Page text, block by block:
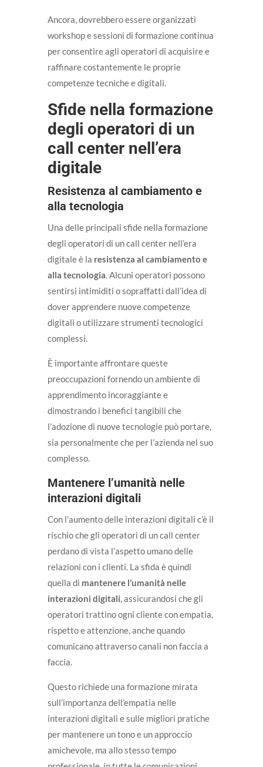
Ancora, dovrebbero essere organizzati
workshop e sessioni di formazione continua
per consentire agli operatori di acquisire e
raffinare costantemente le proprie
competenze tecniche e digitali.
Sfide nella formazione
degli operatori di un
call center nell’era
digitale
Resistenza al cambiamento e
alla tecnologia
Una delle principali sfide nella formazione
degli operatori di un call center nell’era
digitale è la resistenza al cambiamento e
alla tecnologia. Alcuni operatori possono
sentirsi intimiditi o sopraffatti dall’idea di
dover apprendere nuove competenze
digitali o utilizzare strumenti tecnologici
complessi.
È importante affrontare queste
preoccupazioni fornendo un ambiente di
apprendimento incoraggiante e
dimostrando i benefici tangibili che
l’adozione di nuove tecnologie può portare,
sia personalmente che per l’azienda nel suo
complesso.
Mantenere l’umanità nelle
interazioni digitali
Con l’aumento delle interazioni digitali c’è il
rischio che gli operatori di un call center
perdano di vista l’aspetto umano delle
relazioni con i clienti. La sfida è quindi
quella di mantenere l’umanità nelle
interazioni digitali, assicurandosi che gli
operatori trattino ogni cliente con empatia,
rispetto e attenzione, anche quando
comunicano attraverso canali non faccia a
faccia.
Questo richiede una formazione mirata
sull’importanza dell’empatia nelle
interazioni digitali e sulle migliori pratiche
per mantenere un tono e un approccio
amichevole, ma allo stesso tempo